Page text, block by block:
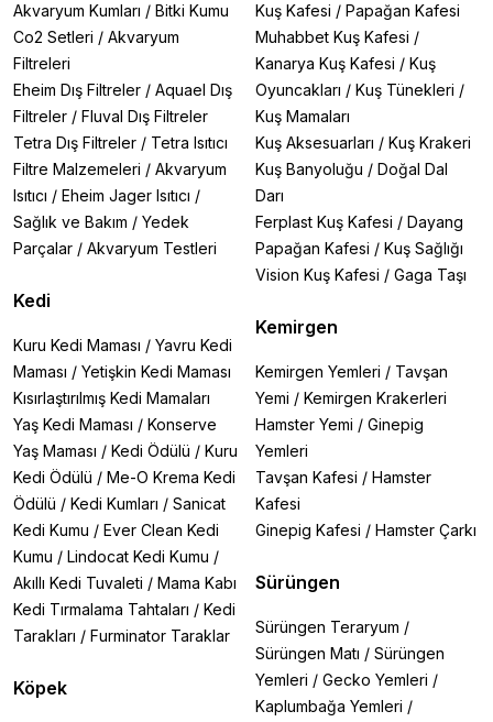
Akvaryum Kumları / Bitki Kumu
Co2 Setleri / Akvaryum
Filtreleri
Eheim Dış Filtreler / Aquael Dış
Filtreler / Fluval Dış Filtreler
Tetra Dış Filtreler / Tetra Isıtıcı
Filtre Malzemeleri / Akvaryum
Isıtıcı / Eheim Jager Isıtıcı /
Sağlık ve Bakım / Yedek
Parçalar / Akvaryum Testleri
Kedi
Kuru Kedi Maması / Yavru Kedi
Maması / Yetişkin Kedi Maması
Kısırlaştırılmış Kedi Mamaları
Yaş Kedi Maması / Konserve
Yaş Maması / Kedi Ödülü / Kuru
Kedi Ödülü / Me-O Krema Kedi
Ödülü / Kedi Kumları / Sanicat
Kedi Kumu / Ever Clean Kedi
Kumu / Lindocat Kedi Kumu /
Akıllı Kedi Tuvaleti / Mama Kabı
Kedi Tırmalama Tahtaları / Kedi
Tarakları / Furminator Taraklar
Köpek
Kuş Kafesi / Papağan Kafesi
Muhabbet Kuş Kafesi /
Kanarya Kuş Kafesi / Kuş
Oyuncakları / Kuş Tünekleri /
Kuş Mamaları
Kuş Aksesuarları / Kuş Krakeri
Kuş Banyoluğu / Doğal Dal
Darı
Ferplast Kuş Kafesi / Dayang
Papağan Kafesi / Kuş Sağlığı
Vision Kuş Kafesi / Gaga Taşı
Kemirgen
Kemirgen Yemleri / Tavşan
Yemi / Kemirgen Krakerleri
Hamster Yemi / Ginepig
Yemleri
Tavşan Kafesi / Hamster
Kafesi
Ginepig Kafesi / Hamster Çarkı
Sürüngen
Sürüngen Teraryum /
Sürüngen Matı / Sürüngen
Yemleri / Gecko Yemleri /
Kaplumbağa Yemleri /